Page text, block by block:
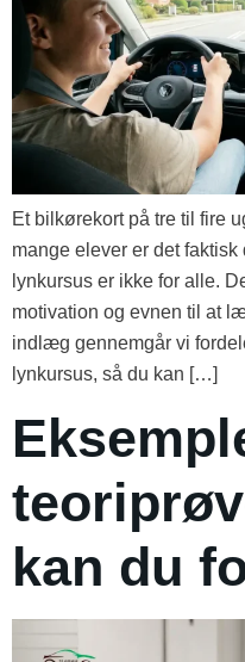
Et bilkørekort på tre til fire
mange elever er det
lynkursus er ikke for alle.
motivation og evnen til at
indlæg gennemgår vi
lynkursus, så du kan […]
kan du